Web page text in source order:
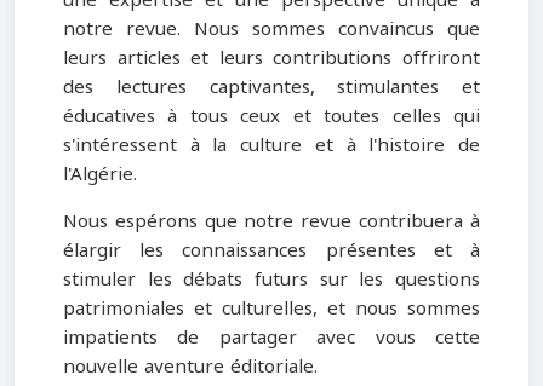
notre revue. Nous sommes convaincus que
leurs articles et leurs contributions offriront
des lectures captivantes, stimulantes et
éducatives à tous ceux et toutes celles qui
s'intéressent à la culture et à l'histoire de
l'Algérie.
Nous espérons que notre revue contribuera à
élargir les connaissances présentes et à
stimuler les débats futurs sur les questions
patrimoniales et culturelles, et nous sommes
impatients de partager avec vous cette
nouvelle aventure éditoriale.